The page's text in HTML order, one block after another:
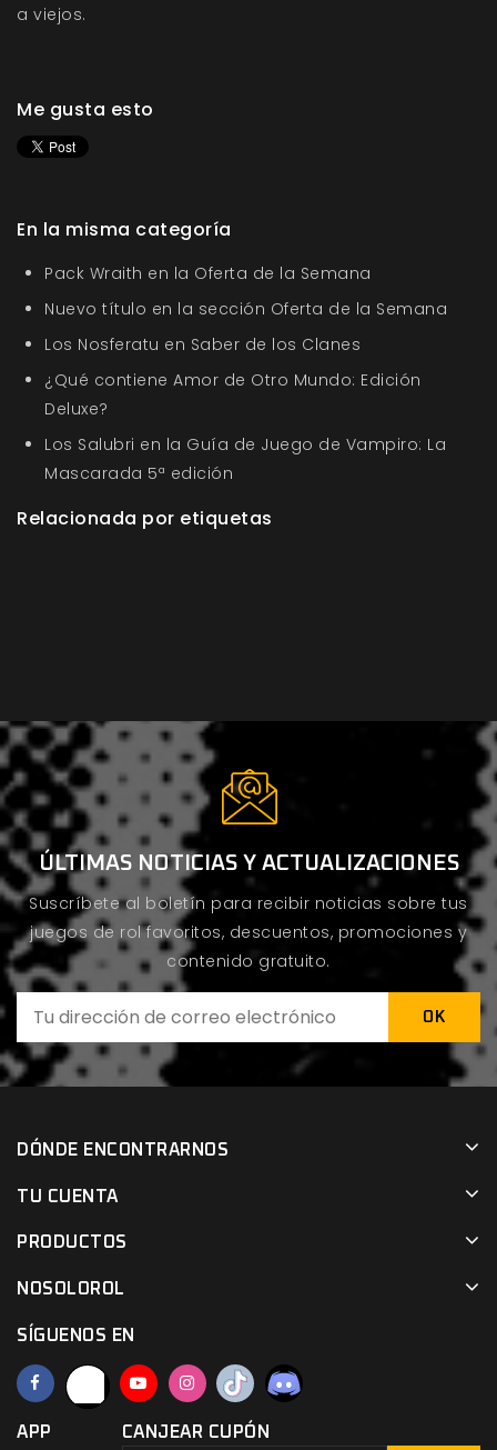
a viejos.
Me gusta esto
En la misma categoría
Pack Wraith en la Oferta de la Semana
Nuevo título en la sección Oferta de la Semana
Los Nosferatu en Saber de los Clanes
¿Qué contiene Amor de Otro Mundo: Edición
Deluxe?
Los Salubri en la Guía de Juego de Vampiro: La
Mascarada 5ª edición
Relacionada por etiquetas
ÚLTIMAS NOTICIAS Y ACTUALIZACIONES
Suscríbete al boletín para recibir noticias sobre tus
juegos de rol favoritos, descuentos, promociones y
contenido gratuito.
DÓNDE ENCONTRARNOS
TU CUENTA
PRODUCTOS
NOSOLOROL
SÍGUENOS EN
APP CANJEAR CUPÓN